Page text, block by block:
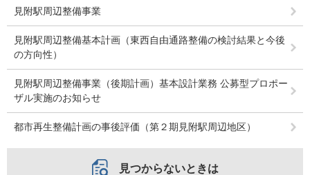
見附駅周辺整備事業
見附駅周辺整備基本計画（東西自由通路整備の検討結果と今後
の方向性）
見附駅周辺整備事業（後期計画）基本設計業務 公募型プロポー
ザル実施のお知らせ
都市再生整備計画の事後評価（第２期見附駅周辺地区）
見つからないときは